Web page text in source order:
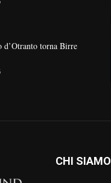
torna Birre
CHI SIAMO